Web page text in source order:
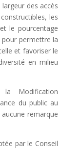
des accès
les
le pourcentage
permettre la
et favoriser le
en milieu
la Modification
du public au
remarque
par le Conseil